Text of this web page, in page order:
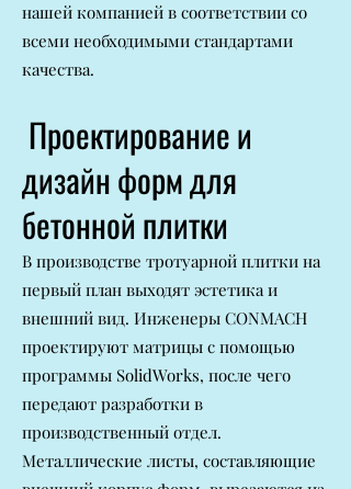
нашей компанией в соответствии со
всеми необходимыми стандартами
качества.
Проектирование и
дизайн форм для
бетонной плитки
В производстве тротуарной плитки на
первый план выходят эстетика и
внешний вид. Инженеры CONMACH
проектируют матрицы с помощью
программы SolidWorks, после чего
передают разработки в
производственный отдел.
Металлические листы, составляющие